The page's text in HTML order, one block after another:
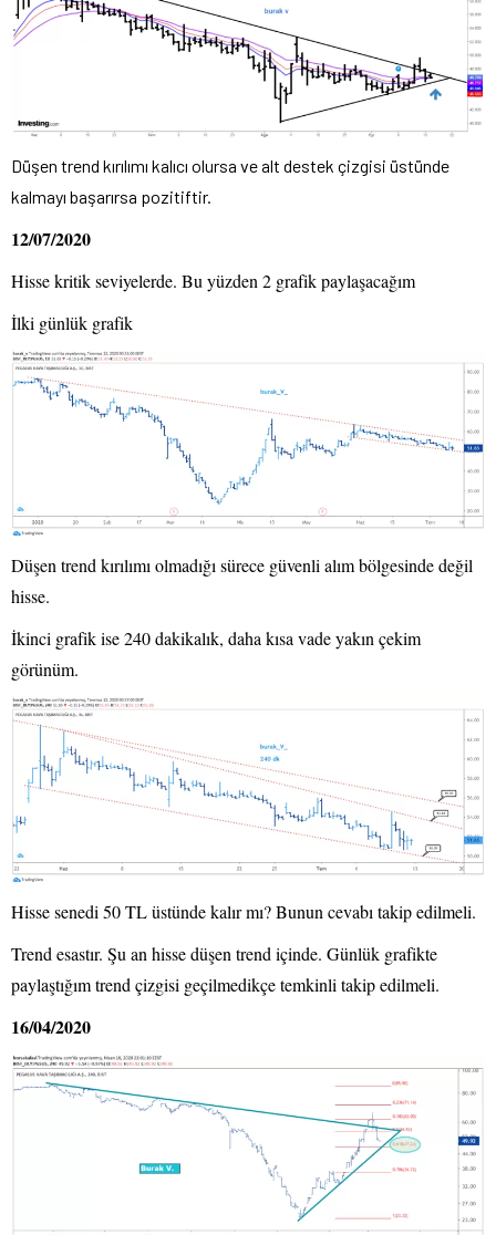
Düşen trend kırılımı kalıcı olursa ve alt destek çizgisi üstünde
kalmayı başarırsa pozitiftir.
12/07/2020
Hisse kritik seviyelerde. Bu yüzden 2 grafik paylaşacağım
İlki günlük grafik
Düşen trend kırılımı olmadığı sürece güvenli alım bölgesinde değil
hisse.
İkinci grafik ise 240 dakikalık, daha kısa vade yakın çekim
görünüm.
Hisse senedi 50 TL üstünde kalır mı? Bunun cevabı takip edilmeli.
Trend esastır. Şu an hisse düşen trend içinde. Günlük grafikte
paylaştığım trend çizgisi geçilmedikçe temkinli takip edilmeli.
16/04/2020